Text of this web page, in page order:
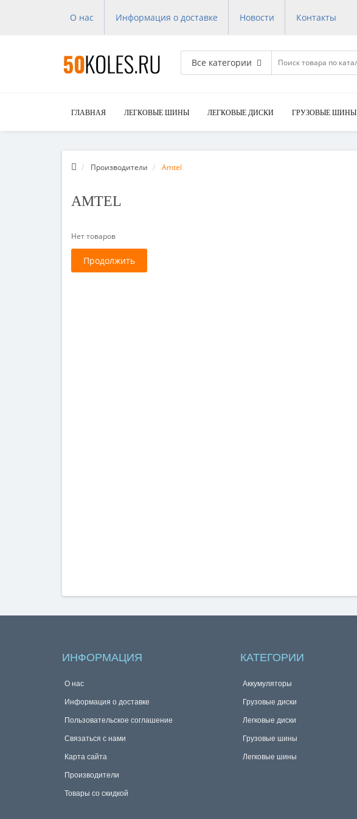
О нас Информация о доставке Новости Контакты
Все категории
ГЛАВНАЯ ЛЕГКОВЫЕ ШИНЫ ЛЕГКОВЫЕ ДИСКИ ГРУЗОВЫЕ ШИНЫ
Производители Amtel
AMTEL
Нет товаров
Продолжить
ИНФОРМАЦИЯ
О нас
Информация о доставке
Пользовательское соглашение
Связаться с нами
Карта сайта
Производители
Товары со скидкой
КАТЕГОРИИ
Аккумуляторы
Грузовые диски
Легковые диски
Грузовые шины
Легковые шины